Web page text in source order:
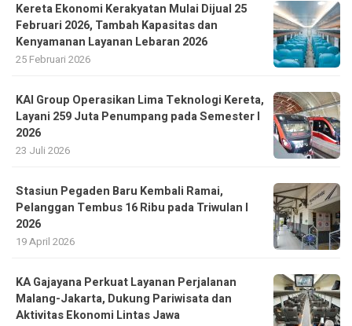
Kereta Ekonomi Kerakyatan Mulai Dijual 25
Februari 2026, Tambah Kapasitas dan
Kenyamanan Layanan Lebaran 2026
25 Februari 2026
KAI Group Operasikan Lima Teknologi Kereta,
Layani 259 Juta Penumpang pada Semester I
2026
23 Juli 2026
Stasiun Pegaden Baru Kembali Ramai,
Pelanggan Tembus 16 Ribu pada Triwulan I
2026
19 April 2026
KA Gajayana Perkuat Layanan Perjalanan
Malang-Jakarta, Dukung Pariwisata dan
Aktivitas Ekonomi Lintas Jawa